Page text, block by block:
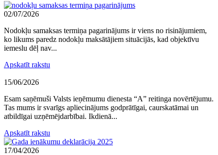
02/07/2026
Nodokļu samaksas termiņa pagarinājums ir viens no risinājumiem,
ko likums paredz nodokļu maksātājiem situācijās, kad objektīvu
iemeslu dēļ nav...
Apskatīt rakstu
15/06/2026
Esam saņēmuši Valsts ieņēmumu dienesta “A” reitinga novērtējumu.
Tas mums ir svarīgs apliecinājums godprātīgai, caurskatāmai un
atbildīgai uzņēmējdarbībai. Ikdienā...
Apskatīt rakstu
17/04/2026